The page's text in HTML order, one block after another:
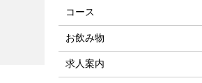
コース
お飲み物
求人案内